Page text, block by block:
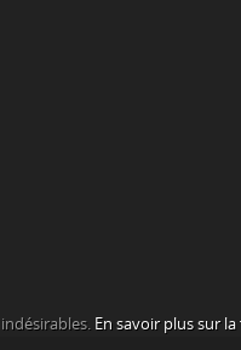
En savoir plus sur